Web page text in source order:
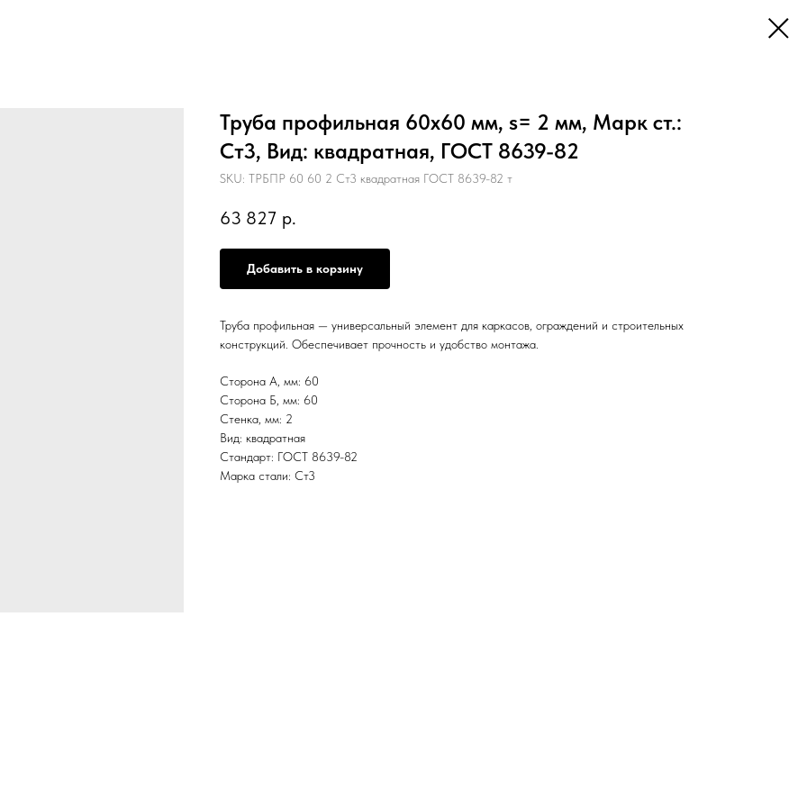
Труба профильная 60х60 мм, s= 2 мм, Марк ст.:
Ст3, Вид: квадратная, ГОСТ 8639-82
SKU: ТРБПР 60 60 2 Ст3 квадратная ГОСТ 8639-82 т
63 827 р.
Добавить в корзину
Труба профильная — универсальный элемент для каркасов, ограждений и строительных
конструкций. Обеспечивает прочность и удобство монтажа.
Сторона А, мм: 60
Сторона Б, мм: 60
Стенка, мм: 2
Вид: квадратная
Стандарт: ГОСТ 8639-82
Марка стали: Ст3